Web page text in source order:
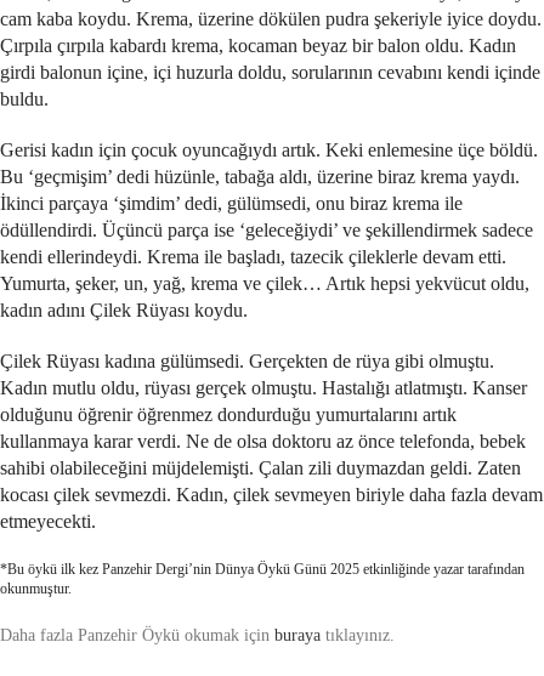
cam kaba koydu. Krema, üzerine dökülen pudra şekeriyle iyice doydu.
Çırpıla çırpıla kabardı krema, kocaman beyaz bir balon oldu. Kadın
girdi balonun içine, içi huzurla doldu, sorularının cevabını kendi içinde
buldu.
Gerisi kadın için çocuk oyuncağıydı artık. Keki enlemesine üçe böldü.
Bu ‘geçmişim’ dedi hüzünle, tabağa aldı, üzerine biraz krema yaydı.
İkinci parçaya ‘şimdim’ dedi, gülümsedi, onu biraz krema ile
ödüllendirdi. Üçüncü parça ise ‘geleceğiydi’ ve şekillendirmek sadece
kendi ellerindeydi. Krema ile başladı, tazecik çileklerle devam etti.
Yumurta, şeker, un, yağ, krema ve çilek… Artık hepsi yekvücut oldu,
kadın adını Çilek Rüyası koydu.
Çilek Rüyası kadına gülümsedi. Gerçekten de rüya gibi olmuştu.
Kadın mutlu oldu, rüyası gerçek olmuştu. Hastalığı atlatmıştı. Kanser
olduğunu öğrenir öğrenmez dondurduğu yumurtalarını artık
kullanmaya karar verdi. Ne de olsa doktoru az önce telefonda, bebek
sahibi olabileceğini müjdelemişti. Çalan zili duymazdan geldi. Zaten
kocası çilek sevmezdi. Kadın, çilek sevmeyen biriyle daha fazla devam
etmeyecekti.
*Bu öykü ilk kez Panzehir Dergi’nin Dünya Öykü Günü 2025 etkinliğinde yazar tarafından
okunmuştur.
Daha fazla Panzehir Öykü okumak için buraya tıklayınız.